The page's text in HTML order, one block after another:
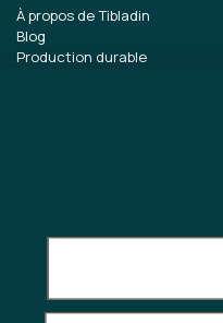
À propos de Tibladin
Blog
Production durable
Solde de la carte-cadeau
Droit de rétractation